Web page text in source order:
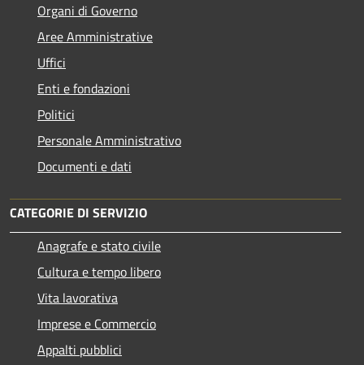
Organi di Governo
Aree Amministrative
Uffici
Enti e fondazioni
Politici
Personale Amministrativo
Documenti e dati
CATEGORIE DI SERVIZIO
Anagrafe e stato civile
Cultura e tempo libero
Vita lavorativa
Imprese e Commercio
Appalti pubblici